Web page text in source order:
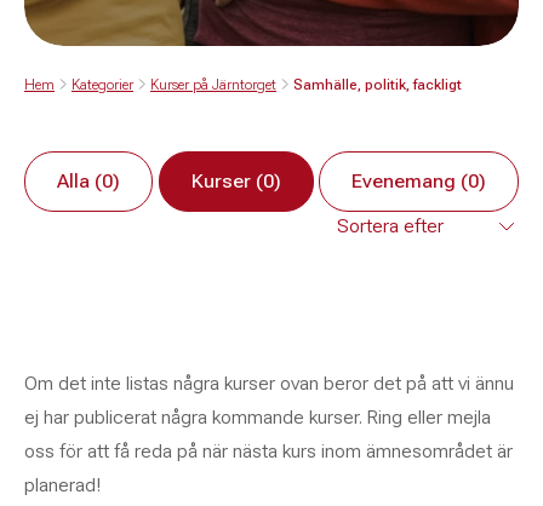
Hem Kategorier Kurser på Järntorget Samhälle, politik, fackligt
Alla (0) Kurser (0) Evenemang (0)
Om det inte listas några kurser ovan beror det på att vi ännu
ej har publicerat några kommande kurser. Ring eller mejla
oss för att få reda på när nästa kurs inom ämnesområdet är
planerad!